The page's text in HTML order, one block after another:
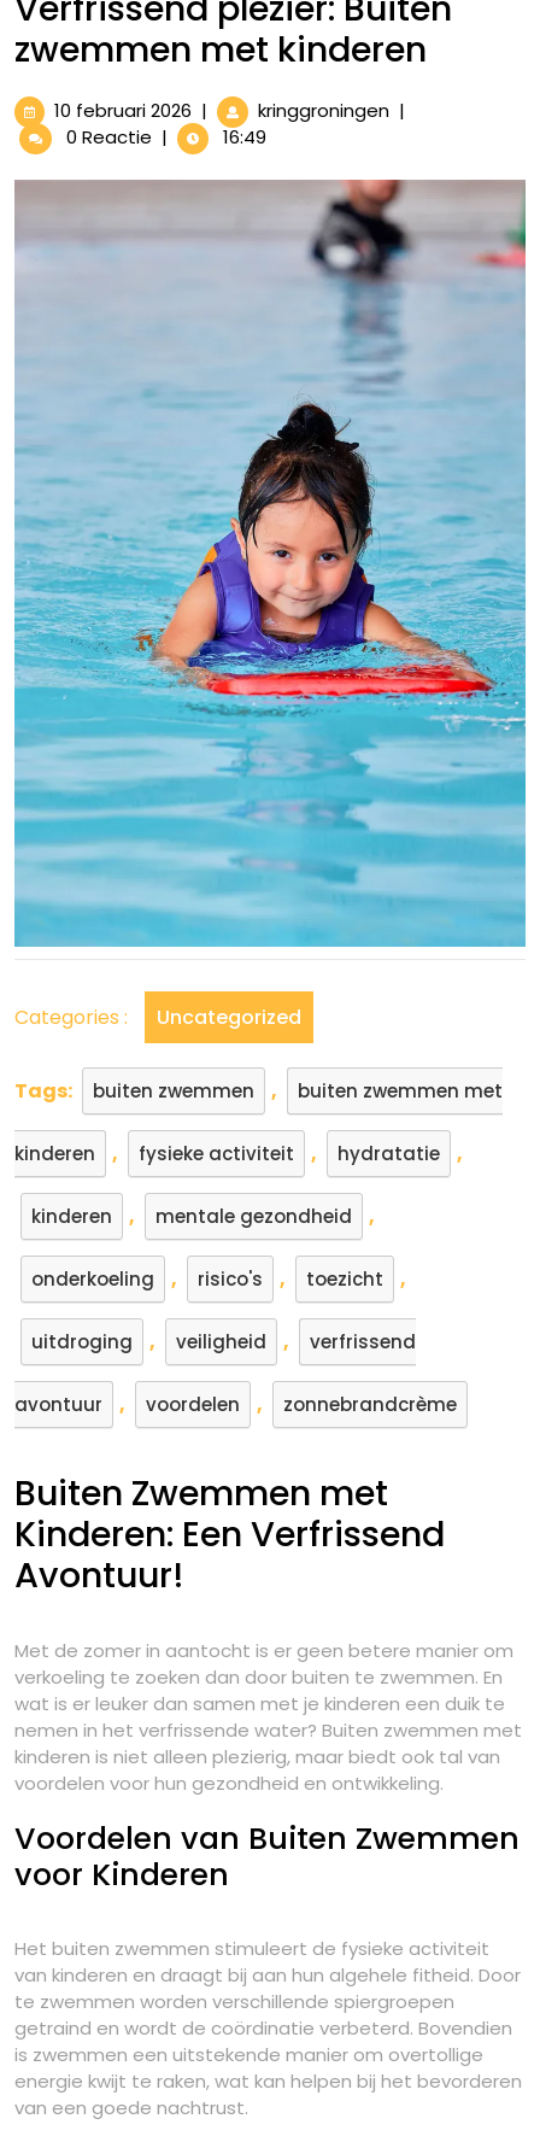
zwemmen met kinderen
10 februari 2026 10
februari
2026
| kringgroningenVerfrissend
zwemmen
met
kinderen
|
0 Reactie | 16:49
Categories : Uncategorized
Tags: buiten zwemmen , buiten zwemmen met
kinderen , fysieke activiteit , hydratatie ,
kinderen , mentale gezondheid ,
onderkoeling , risico's , toezicht ,
uitdroging , veiligheid , verfrissend
avontuur , voordelen , zonnebrandcrème
Buiten Zwemmen met
Kinderen: Een Verfrissend
Avontuur!
Met de zomer in aantocht is er geen betere manier om
verkoeling te zoeken dan door buiten te zwemmen. En
wat is er leuker dan samen met je kinderen een duik te
nemen in het verfrissende water? Buiten zwemmen met
kinderen is niet alleen plezierig, maar biedt ook tal van
voordelen voor hun gezondheid en ontwikkeling.
Voordelen van Buiten Zwemmen
voor Kinderen
Het buiten zwemmen stimuleert de fysieke activiteit
van kinderen en draagt bij aan hun algehele fitheid. Door
te zwemmen worden verschillende spiergroepen
getraind en wordt de coördinatie verbeterd. Bovendien
is zwemmen een uitstekende manier om overtollige
energie kwijt te raken, wat kan helpen bij het bevorderen
van een goede nachtrust.